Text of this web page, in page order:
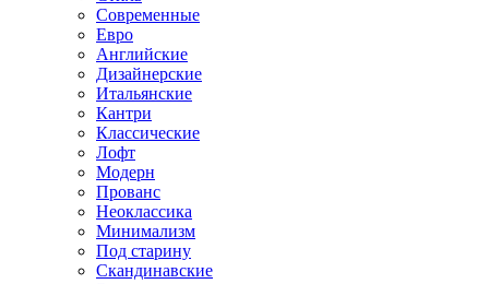
Современные
Евро
Английские
Дизайнерские
Итальянские
Кантри
Классические
Лофт
Модерн
Прованс
Неоклассика
Минимализм
Под старину
Скандинавские